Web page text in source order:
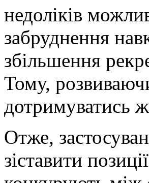
недоліків
забруднення
збільшення
Тому,
дотримуватись
Отже,
зіставити